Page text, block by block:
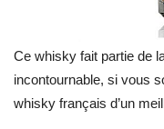
Ce whisky fait partie de
incontournable, si vous
whisky français d’un